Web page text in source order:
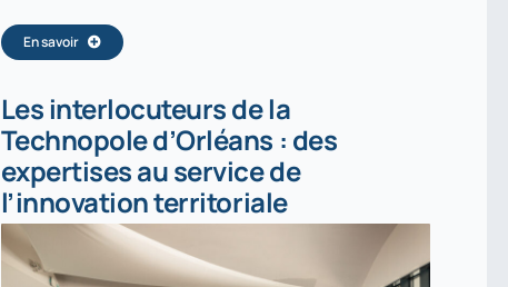
En savoir
Les interlocuteurs de la
Technopole d’Orléans : des
expertises au service de
l’innovation territoriale